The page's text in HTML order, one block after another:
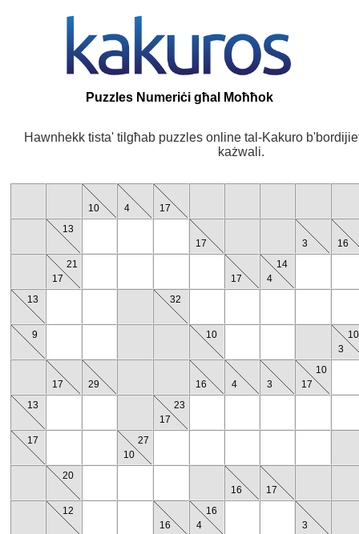
Puzzles Numeriċi għal Moħħok
Hawnhekk tista' tilgħab puzzles online tal-Kakuro
każwali.
10 4
17
13
17
3
16
21
17
17
14
4
13
32
9 10
10
3
17 29 16 4 3
10
17
13
23
17
17
27
10
20
16
17
12
16
16
4
3